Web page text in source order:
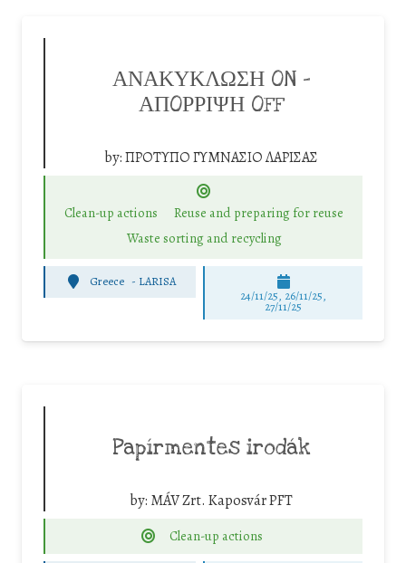
ΑΝΑΚΥΚΛΩΣΗ ON –
ΑΠOΡΡΙΨΗ OFF
by:ΠΡΟΤΥΠΟ ΓΥΜΝΑΣΙΟ ΛΑΡΙΣΑΣ
Clean-up actions
Reuse and preparing for reuse
Waste sorting and recycling
Greece - LARISA
24/11/25, 26/11/25,
27/11/25
Papírmentes irodák
by: MÁV Zrt. Kaposvár PFT
Clean-up actions